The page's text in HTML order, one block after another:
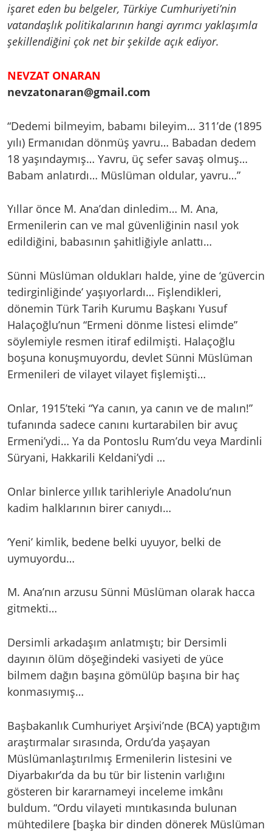
işaret eden bu belgeler, Türkiye Cumhuriyeti’nin
vatandaşlık politikalarının hangi ayrımcı yaklaşımla
şekillendiğini çok net bir şekilde açık ediyor.
NEVZAT ONARAN
nevzatonaran@gmail.com
“Dedemi bilmeyim, babamı bileyim… 311’de (1895
yılı) Ermanıdan dönmüş yavru… Babadan dedem
18 yaşındaymış… Yavru, üç sefer savaş olmuş…
Babam anlatırdı… Müslüman oldular, yavru…”
Yıllar önce M. Ana’dan dinledim… M. Ana,
Ermenilerin can ve mal güvenliğinin nasıl yok
edildiğini, babasının şahitliğiyle anlattı…
Sünni Müslüman oldukları halde, yine de ‘güvercin
tedirginliğinde’ yaşıyorlardı… Fişlendikleri,
dönemin Türk Tarih Kurumu Başkanı Yusuf
Halaçoğlu’nun “Ermeni dönme listesi elimde”
söylemiyle resmen itiraf edilmişti. Halaçoğlu
boşuna konuşmuyordu, devlet Sünni Müslüman
Ermenileri de vilayet vilayet fişlemişti…
Onlar, 1915’teki “Ya canın, ya canın ve de malın!”
tufanında sadece canını kurtarabilen bir avuç
Ermeni’ydi… Ya da Pontoslu Rum’du veya Mardinli
Süryani, Hakkarili Keldani’ydi …
Onlar binlerce yıllık tarihleriyle Anadolu’nun
kadim halklarının birer canıydı…
‘Yeni’ kimlik, bedene belki uyuyor, belki de
uymuyordu…
M. Ana’nın arzusu Sünni Müslüman olarak hacca
gitmekti…
Dersimli arkadaşım anlatmıştı; bir Dersimli
dayının ölüm döşeğindeki vasiyeti de yüce
bilmem dağın başına gömülüp başına bir haç
konmasıymış…
Başbakanlık Cumhuriyet Arşivi’nde (BCA) yaptığım
araştırmalar sırasında, Ordu’da yaşayan
Müslümanlaştırılmış Ermenilerin listesini ve
Diyarbakır’da da bu tür bir listenin varlığını
gösteren bir kararnameyi inceleme imkânı
buldum. “Ordu vilayeti mıntıkasında bulunan
mühtedilere [başka bir dinden dönerek Müslüman